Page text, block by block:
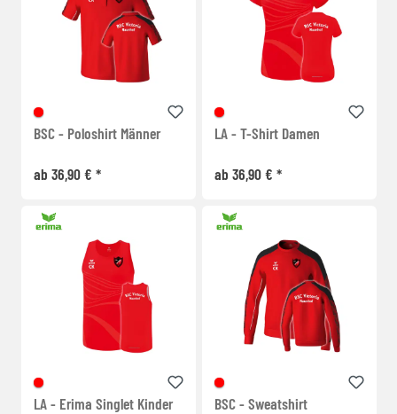
BSC - Poloshirt Männer
ab 36,90 € *
LA - T-Shirt Damen
ab 36,90 € *
LA - Erima Singlet Kinder BSC - Sweatshirt